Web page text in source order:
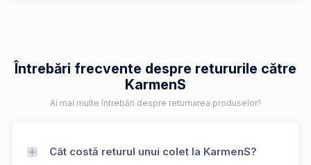
Întrebări frecvente despre retururile către
KarmenS
Ai mai multe întrebări despre returnarea produselor?
Cât costă returul unui colet la KarmenS?